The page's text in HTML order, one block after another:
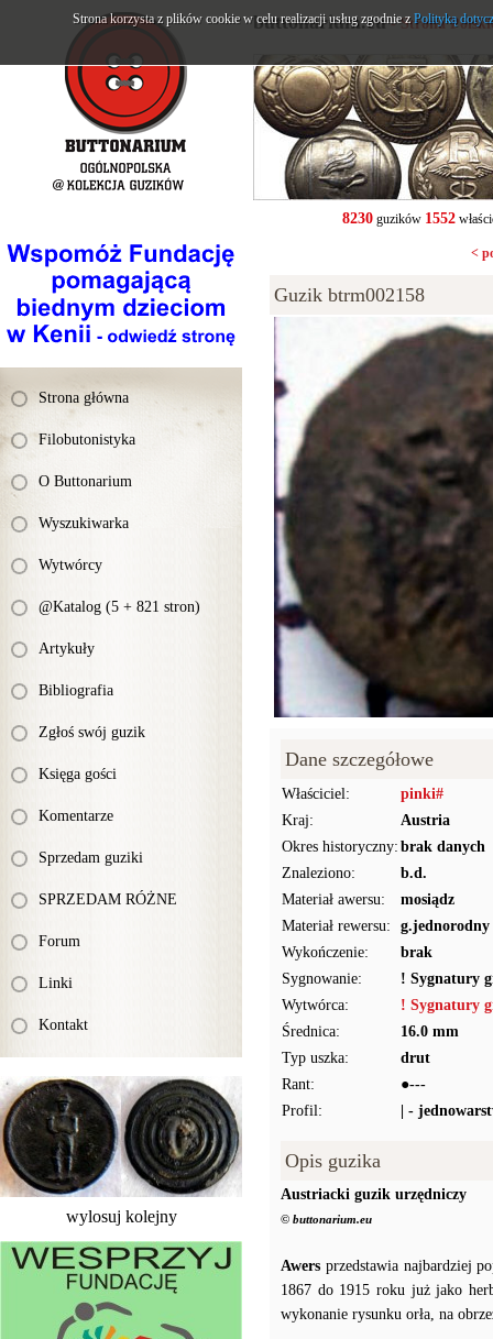
Strona główna
Filobutonistyka
O Buttonarium
Wyszukiwarka
Wytwórcy
@Katalog (5 + 821 stron)
Artykuły
Bibliografia
Zgłoś swój guzik
Księga gości
Komentarze
Sprzedam guziki
SPRZEDAM RÓŻNE
Forum
Linki
Kontakt
wylosuj kolejny
buttonarium.eu- Strona
8230guzików 1552
<
Guzik btrm002158
Dane szczegółowe
Właściciel:
pinki#
Kraj:
Austria
Okres historyczny: brak danych
Znaleziono:
b.d.
Materiał awersu:
mosiądz
Materiał rewersu:
g.jednorodny
Wykończenie:
brak
Sygnowanie:
! Sygnatury
Wytwórca:
! Sygnatury
Średnica:
16.0 mm
Typ uszka:
drut
Rant:
●---
Profil:
| -
Opis guzika
Austriacki guzik urzędniczy
© buttonarium.eu
Awers przedstawia najbardziej
1867 do 1915 roku już jako
wykonanie rysunku orła, na
Strona korzysta z plików cookie w celu realizacji usług zgodnie zPolityką